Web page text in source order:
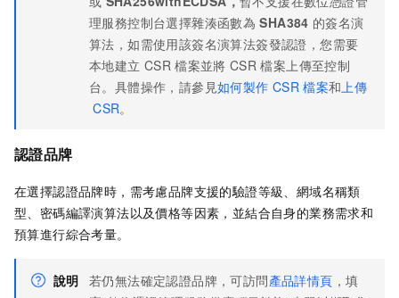
理服務控制台選擇雜湊函數為 SHA384 的簽名演
算法，如需使用該簽名演算法簽發認證，您需要
本地建立 CSR 檔案並將 CSR 檔案上傳至控制
台。具體操作，請參見如何製作 CSR 檔案和 上傳
CSR。
認證品牌
在選擇認證品牌時，需考慮品牌支援的驗證等級、網域名稱類
型、密碼編譯演算法以及價格等因素，並結合自身的業務需求和
預算進行綜合考量。
說明 若仍無法確定認證品牌，可訪問產品詳情頁 ，填